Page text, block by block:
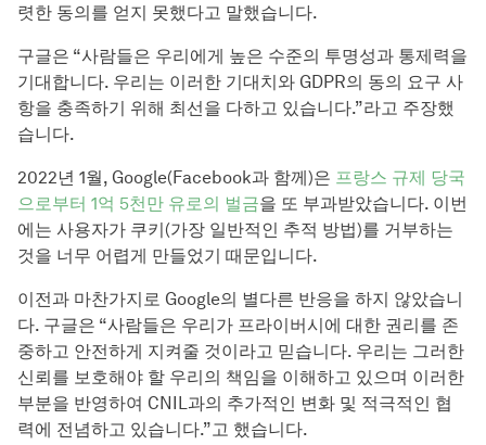
렷한 동의를 얻지 못했다고 말했습니다.
구글은 “사람들은 우리에게 높은 수준의 투명성과 통제력을
기대합니다. 우리는 이러한 기대치와 GDPR의 동의 요구 사
항을 충족하기 위해 최선을 다하고 있습니다.”라고 주장했
습니다.
2022년 1월, Google(Facebook과 함께)은 프랑스 규제 당국
으로부터 1억 5천만 유로의 벌금을 또 부과받았습니다. 이번
에는 사용자가 쿠키(가장 일반적인 추적 방법)를 거부하는
것을 너무 어렵게 만들었기 때문입니다.
이전과 마찬가지로 Google의 별다른 반응을 하지 않았습니
다. 구글은 “사람들은 우리가 프라이버시에 대한 권리를 존
중하고 안전하게 지켜줄 것이라고 믿습니다. 우리는 그러한
신뢰를 보호해야 할 우리의 책임을 이해하고 있으며 이러한
부분을 반영하여 CNIL과의 추가적인 변화 및 적극적인 협
력에 전념하고 있습니다.”고 했습니다.